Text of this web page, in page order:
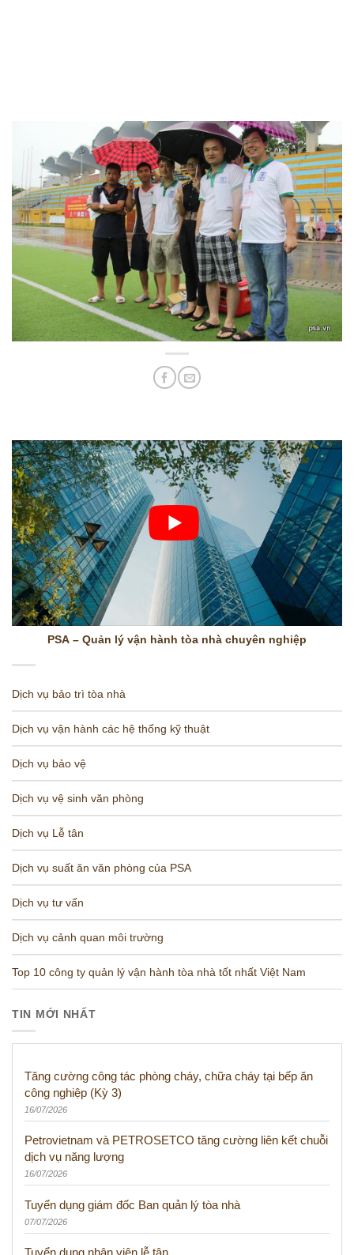
PSA – Quản lý vận hành tòa nhà chuyên nghiệp
Dịch vụ bảo trì tòa nhà
Dịch vụ vận hành các hệ thống kỹ thuật
Dịch vụ bảo vệ
Dịch vụ vệ sinh văn phòng
Dịch vụ Lễ tân
Dịch vụ suất ăn văn phòng của PSA
Dịch vụ tư vấn
Dịch vụ cảnh quan môi trường
Top 10 công ty quản lý vận hành tòa nhà tốt nhất Việt Nam
TIN MỚI NHẤT
Tăng cường công tác phòng cháy, chữa cháy tại bếp ăn
công nghiệp (Kỳ 3)
16/07/2026
Petrovietnam và PETROSETCO tăng cường liên kết chuỗi
dịch vụ năng lượng
16/07/2026
Tuyển dụng giám đốc Ban quản lý tòa nhà
07/07/2026
Tuyển dụng nhân viên lễ tân